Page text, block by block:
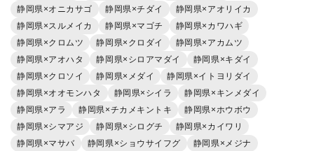
静岡県×オニカサゴ
静岡県×チダイ
静岡県×アオリイカ
静岡県×スルメイカ
静岡県×マゴチ
静岡県×カワハギ
静岡県×クロムツ
静岡県×クロダイ
静岡県×アカムツ
静岡県×アオハタ
静岡県×シロアマダイ
静岡県×キダイ
静岡県×クロソイ
静岡県×メダイ
静岡県×イトヨリダイ
静岡県×オオモンハタ
静岡県×シイラ
静岡県×キンメダイ
静岡県×アラ
静岡県×チカメキントキ
静岡県×ホウボウ
静岡県×シマアジ
静岡県×シログチ
静岡県×カイワリ
静岡県×マサバ
静岡県×ショウサイフグ
静岡県×メジナ